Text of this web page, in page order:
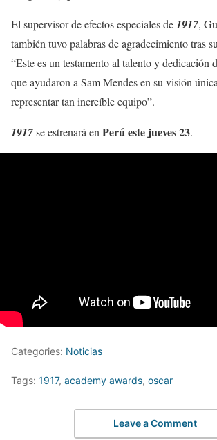
El supervisor de efectos especiales de1917,
también tuvo palabras de agradecimiento tras
“Este es un testamento al talento y dedicación
que ayudaron a Sam Mendes en su visión
representar tan increíble equipo”.
1917se estrenará en Perú este jueves 23.
Categories: Noticias
Tags: 1917, academy awards, oscar
Leave a Comment